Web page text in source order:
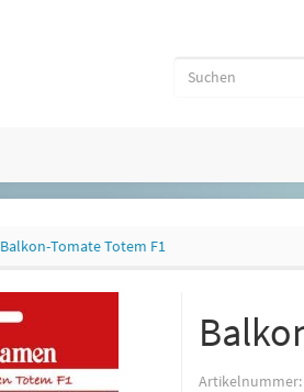
Balkon-Tomate Totem F1
Artikelnummer: